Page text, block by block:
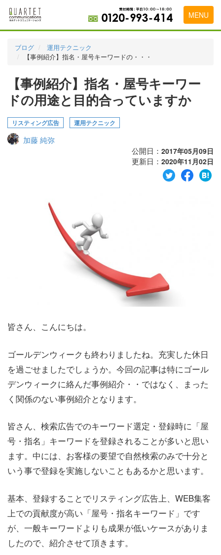
MENU
料金表
実績・お客様の声
初めて導入をお考えの方
代理店の乗り換えをお考えの方
広告代理店・HP制作会社様へ
お問い合わせ
ブログ
運用テクニック
【事例紹介】指名・屋号キーワードの・・・
【事例紹介】指名・屋号キーワー
ドの用途と目的合っていますか
リスティング広告 運用テクニック
加藤 純弥
公開日： 2017年05月09日
更新日： 2020年11月02日
皆さん、こんにちは。
ゴールデンウィークも終わりましたね。充実した休日
を過ごせましたでしょうか。今回の記事は特にゴール
デンウィークに絡んだ事例紹介・・ではなく、まった
く関係のない事例紹介となります。
皆さん、検索広告でのキーワード選定・登録時に「屋
号・指名」キーワードを登録されることが多いと思い
ます。中には、お客様の要望で自然検索のみで十分と
いう事で登録を実施しないこともあるかと思います。
基本、登録することでリスティング広告上、WEB集客
上での貢献度が高い「屋号・指名キーワード」です
が、一般キーワードよりも成果が低いケースがありま
したので、紹介させて頂きます。